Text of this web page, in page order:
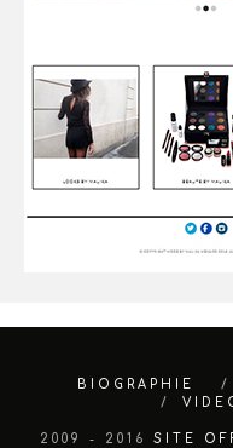
BIOGRAPHIE
2009 - 2016 SITE